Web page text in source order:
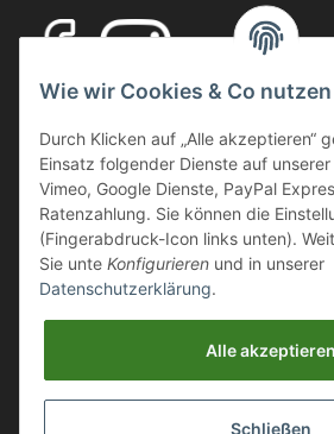
und Arbeitsschutz.
Wir führen eine große Auswahl an qualitativ
Sicherheitsschuhen. Unter anderem
GEAR
oder auch GIASCO.
Webmaster Directory
Wie wir Cookies & Co nutzen
Durch Klicken auf „Alle akzeptieren“
Einsatz folgender Dienste auf unserer
Vimeo, Google Dienste, PayPal
Ratenzahlung. Sie können die
(Fingerabdruck-Icon links unten).
Sie unte Konfigurieren und in unserer
Datenschutzerklärung.
Alle akzeptieren
Schließen